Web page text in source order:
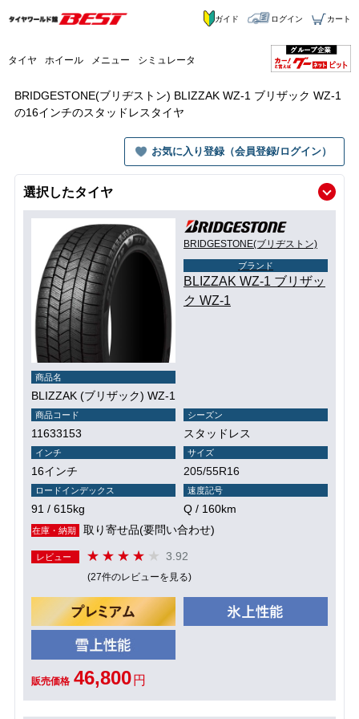
タイヤ ホイール メニュー シミュレータ
ガイド ログイン カート
BRIDGESTONE(ブリヂストン) BLIZZAK WZ-1 ブリザック WZ-1
の16インチのスタッドレスタイヤ
お気に入り登録（会員登録/ログイン）
選択したタイヤ
BRIDGESTONE(ブリヂストン)
ブランド
BLIZZAK WZ-1 ブリザッ
ク WZ-1
商品名
BLIZZAK (ブリザック) WZ-1
商品コード
11633153
シーズン
スタッドレス
インチ
16インチ
サイズ
205/55R16
ロードインデックス
91 / 615kg
速度記号
Q / 160km
在庫・納期 取り寄せ品(要問い合わせ)
レビュー 3.92
(27件のレビューを見る)
販売価格 46,800 円